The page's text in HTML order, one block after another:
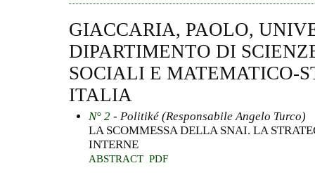
GIACCARIA, PAOLO,
DIPARTIMENTO DI
SOCIALI E MATEMATICO-
ITALIA
N° 2 - Politiké (Responsabile Angelo Turco)
LA SCOMMESSA DELLA SNAI. LA
INTERNE
ABSTRACT PDF